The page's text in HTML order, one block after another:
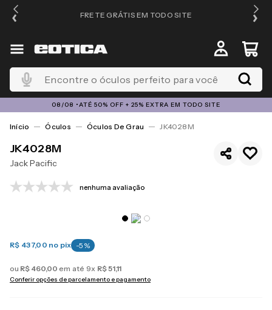
FRETE GRÁTIS EM TODO SITE
Encontre o óculos perfeito para você
08/08 •ATÉ 50% OFF + 25% EXTRA EM TODO SITE
Óculos Óculos De Grau JK4028M
JK4028M
Jack Pacific
nenhuma avaliação
R$ 437,00 no pix -5 %
ou R$ 460,00 em até 9x R$51,11
Conferir opções de parcelamento e pagamento